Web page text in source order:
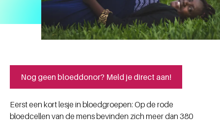
Nog geen bloeddonor? Meld je direct aan!
Eerst een kort lesje in bloedgroepen: Op de rode
bloedcellen van de mens bevinden zich meer dan 380